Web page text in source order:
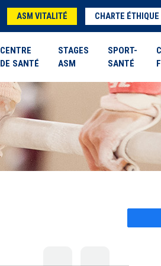
ASM VITALITÉ CHARTE ÉTHIQUE
CENTRE
DE SANTÉ
STAGES
ASM
SPORT-
SANTÉ